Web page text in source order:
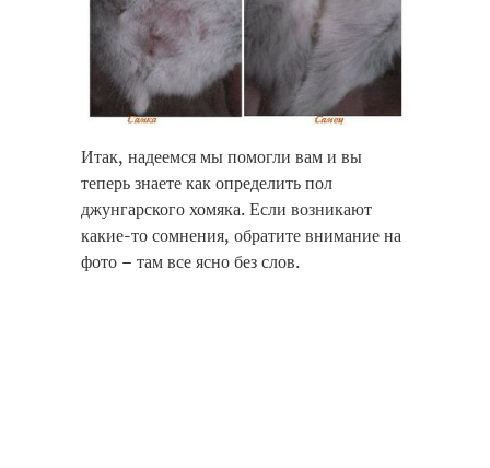
Итак, надеемся мы помогли вам и вы
теперь знаете как определить пол
джунгарского хомяка. Если возникают
какие-то сомнения, обратите внимание на
фото – там все ясно без слов.